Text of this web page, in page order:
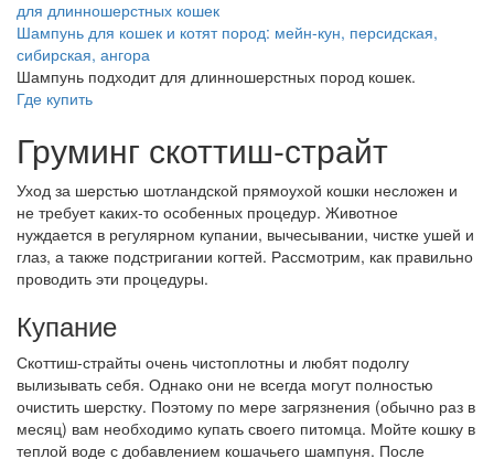
Шампунь для кошек и котят пород: мейн-кун, персидская,
сибирская, ангора
Шампунь подходит для длинношерстных пород кошек.
Где купить
Груминг скоттиш-страйт
Уход за шерстью шотландской прямоухой кошки несложен и
не требует каких-то особенных процедур. Животное
нуждается в регулярном купании, вычесывании, чистке ушей и
глаз, а также подстригании когтей. Рассмотрим, как правильно
проводить эти процедуры.
Купание
Скоттиш-страйты очень чистоплотны и любят подолгу
вылизывать себя. Однако они не всегда могут полностью
очистить шерстку. Поэтому по мере загрязнения (обычно раз в
месяц) вам необходимо купать своего питомца. Мойте кошку в
теплой воде с добавлением кошачьего шампуня. После